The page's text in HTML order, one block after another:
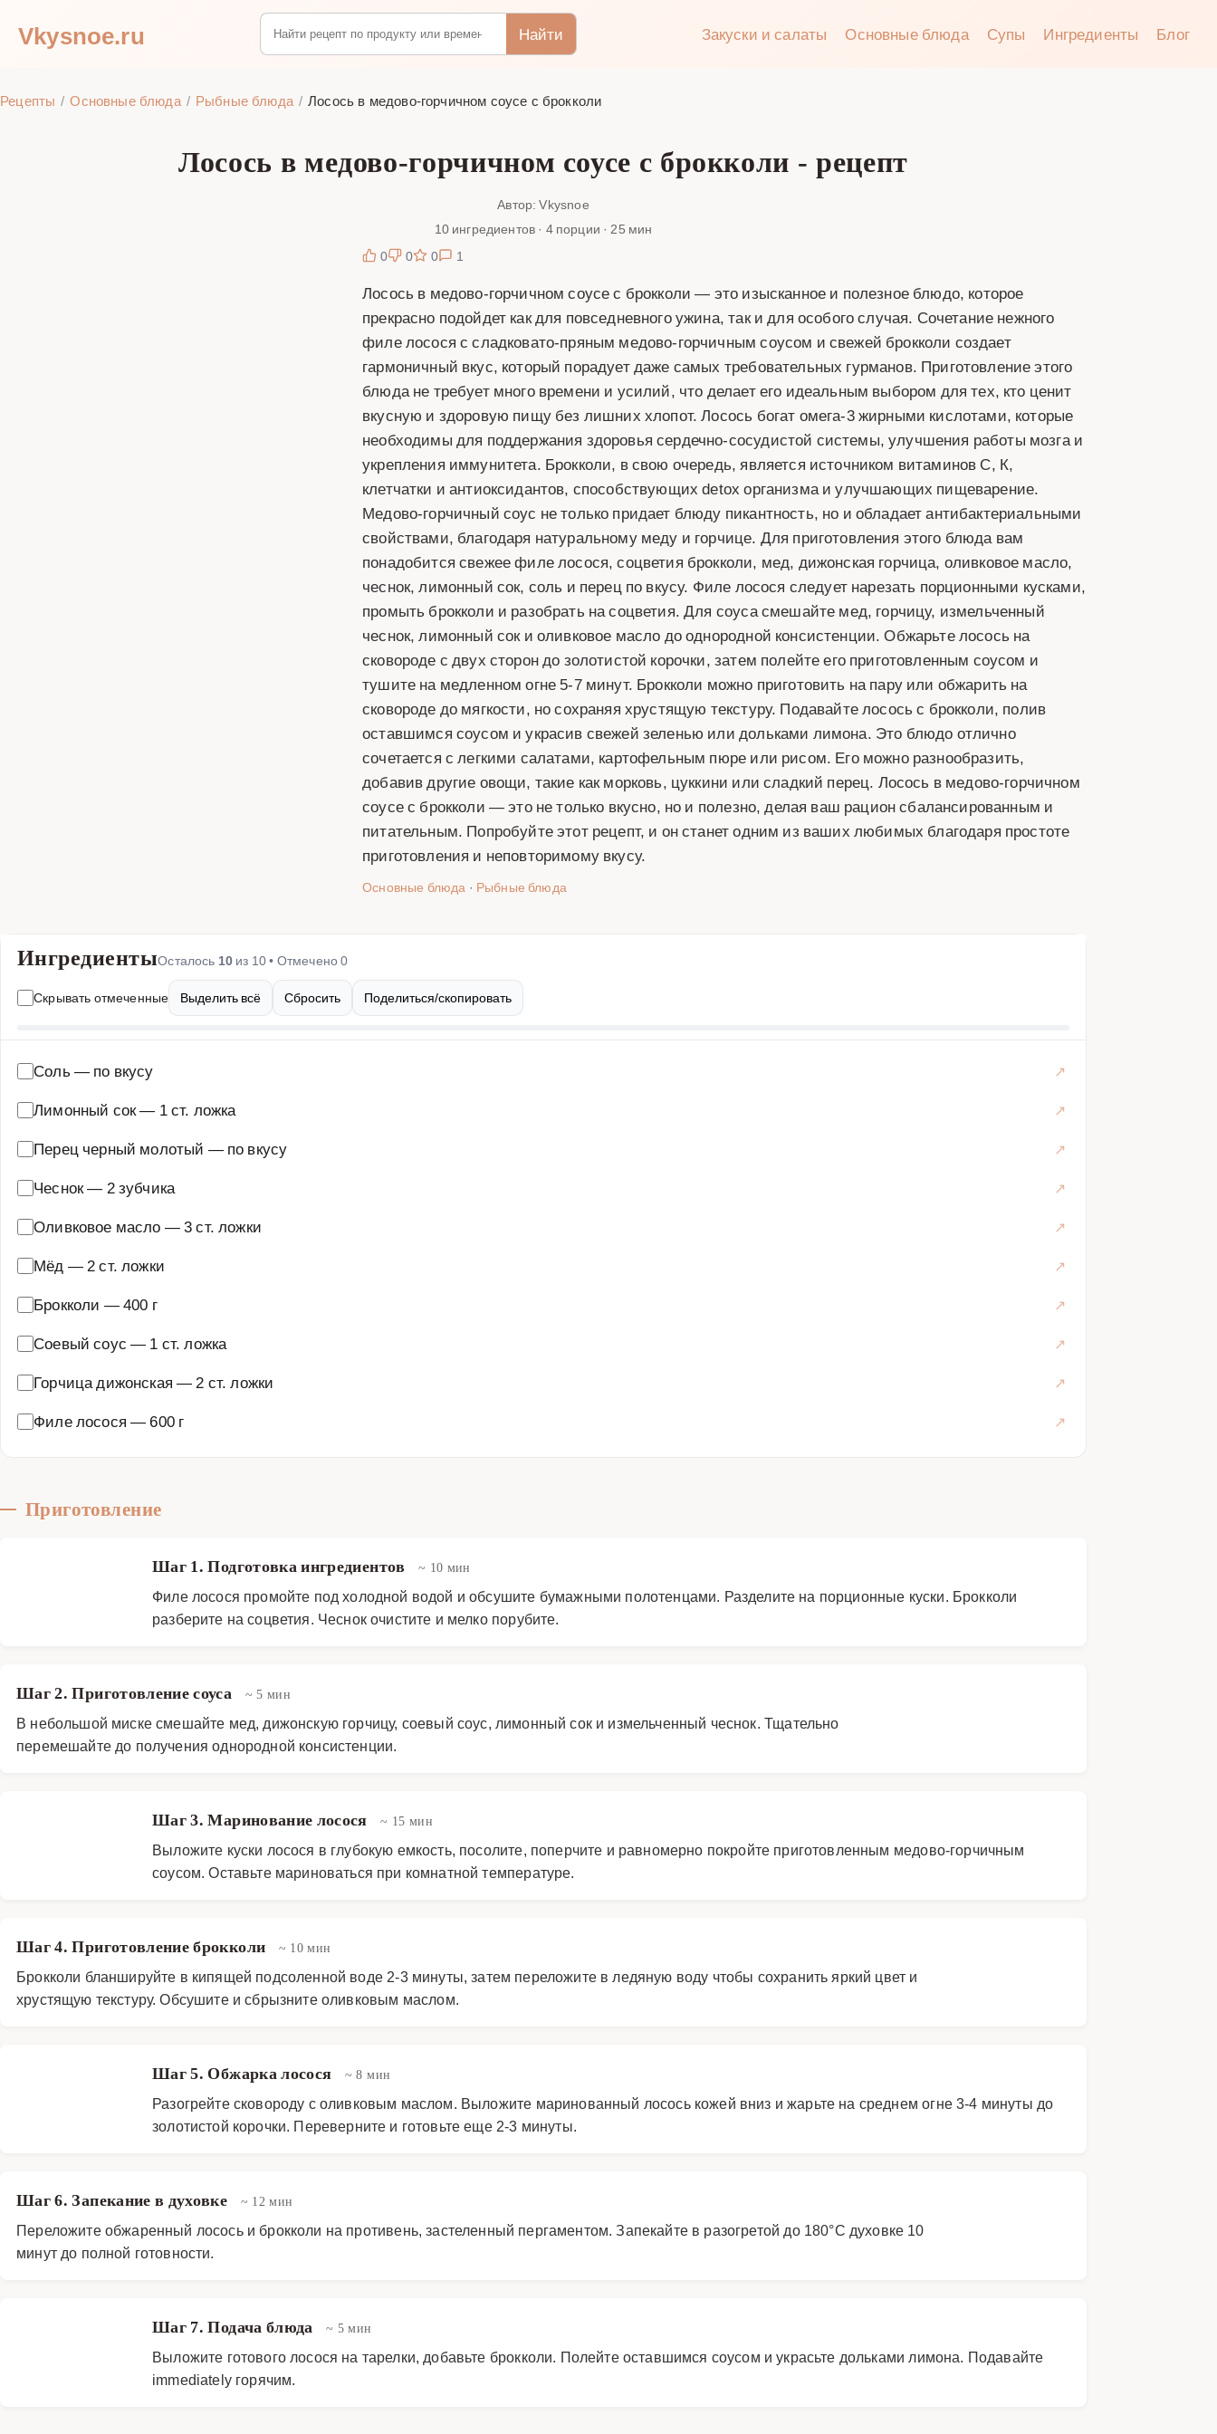
Vkysnoe.ru Найти Закуски и салаты Основные блюда Супы Ингредиенты Блог
Рецепты Основные блюда Рыбные блюда Лосось в медово-горчичном соусе с брокколи
Лосось в медово-горчичном соусе с брокколи - рецепт
Автор: Vkysnoe
10 ингредиентов · 4 порции · 25 мин
0
0 0 1
Лосось в медово-горчичном соусе с брокколи — это изысканное и полезное блюдо, которое
прекрасно подойдет как для повседневного ужина, так и для особого случая. Сочетание нежного
филе лосося с сладковато-пряным медово-горчичным соусом и свежей брокколи создает
гармоничный вкус, который порадует даже самых требовательных гурманов. Приготовление этого
блюда не требует много времени и усилий, что делает его идеальным выбором для тех, кто ценит
вкусную и здоровую пищу без лишних хлопот. Лосось богат омега-3 жирными кислотами, которые
необходимы для поддержания здоровья сердечно-сосудистой системы, улучшения работы мозга и
укрепления иммунитета. Брокколи, в свою очередь, является источником витаминов С, К,
клетчатки и антиоксидантов, способствующих detox организма и улучшающих пищеварение.
Медово-горчичный соус не только придает блюду пикантность, но и обладает антибактериальными
свойствами, благодаря натуральному меду и горчице. Для приготовления этого блюда вам
понадобится свежее филе лосося, соцветия брокколи, мед, дижонская горчица, оливковое масло,
чеснок, лимонный сок, соль и перец по вкусу. Филе лосося следует нарезать порционными кусками,
промыть брокколи и разобрать на соцветия. Для соуса смешайте мед, горчицу, измельченный
чеснок, лимонный сок и оливковое масло до однородной консистенции. Обжарьте лосось на
сковороде с двух сторон до золотистой корочки, затем полейте его приготовленным соусом и
тушите на медленном огне 5-7 минут. Брокколи можно приготовить на пару или обжарить на
сковороде до мягкости, но сохраняя хрустящую текстуру. Подавайте лосось с брокколи, полив
оставшимся соусом и украсив свежей зеленью или дольками лимона. Это блюдо отлично
сочетается с легкими салатами, картофельным пюре или рисом. Его можно разнообразить,
добавив другие овощи, такие как морковь, цуккини или сладкий перец. Лосось в медово-горчичном
соусе с брокколи — это не только вкусно, но и полезно, делая ваш рацион сбалансированным и
питательным. Попробуйте этот рецепт, и он станет одним из ваших любимых благодаря простоте
приготовления и неповторимому вкусу.
Основные блюда · Рыбные блюда
ИнгредиентыОсталось 10 из 10• Отмечено0
Скрывать отмеченные Выделить всё Сбросить Поделиться/скопировать
Соль — по вкусу
Лимонный сок— 1 ст. ложка
Перец черный молотый — по вкусу
Чеснок— 2 зубчика
Оливковое масло —3 ст. ложки
Мёд — 2 ст. ложки
Брокколи —400 г
Соевый соус — 1 ст. ложка
Горчица дижонская — 2 ст. ложки
Филе лосося —600 г
Приготовление
Шаг 1. Подготовка ингредиентов ~ 10 мин
Филе лосося промойте под холодной водой и обсушите бумажными полотенцами. Разделите на порционные куски. Брокколи
разберите на соцветия. Чеснок очистите и мелко порубите.
Шаг 2. Приготовление соуса ~ 5 мин
В небольшой миске смешайте мед, дижонскую горчицу, соевый соус, лимонный сок и измельченный чеснок. Тщательно
перемешайте до получения однородной консистенции.
Шаг 3. Маринование лосося ~ 15 мин
Выложите куски лосося в глубокую емкость, посолите, поперчите и равномерно покройте приготовленным медово-горчичным
соусом. Оставьте мариноваться при комнатной температуре.
Шаг 4. Приготовление брокколи ~ 10 мин
Брокколи бланшируйте в кипящей подсоленной воде 2-3 минуты, затем переложите в ледяную воду чтобы сохранить яркий цвет и
хрустящую текстуру. Обсушите и сбрызните оливковым маслом.
Шаг 5. Обжарка лосося ~ 8 мин
Разогрейте сковороду с оливковым маслом. Выложите маринованный лосось кожей вниз и жарьте на среднем огне 3-4 минуты до
золотистой корочки. Переверните и готовьте еще 2-3 минуты.
Шаг 6. Запекание в духовке ~ 12 мин
Переложите обжаренный лосось и брокколи на противень, застеленный пергаментом. Запекайте в разогретой до 180°C духовке 10
минут до полной готовности.
Шаг 7. Подача блюда ~ 5 мин
Выложите готового лосося на тарелки, добавьте брокколи. Полейте оставшимся соусом и украсьте дольками лимона. Подавайте
immediately горячим.